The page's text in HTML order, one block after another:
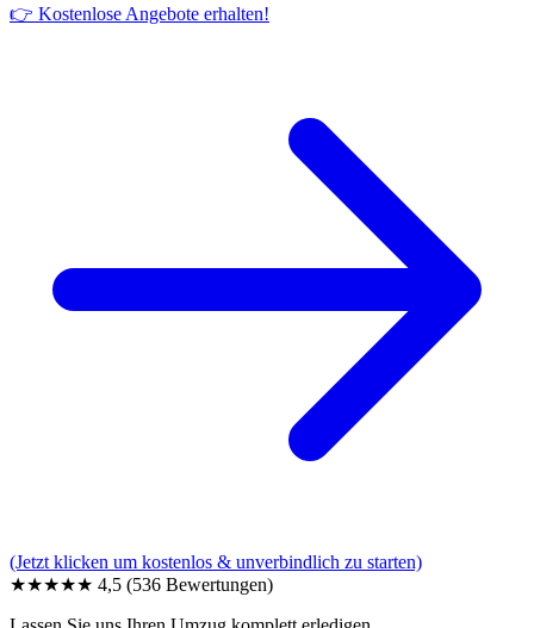
👉 Kostenlose Angebote erhalten!
(Jetzt klicken um kostenlos & unverbindlich zu starten)
★★★★★ 4,5 (536 Bewertungen)